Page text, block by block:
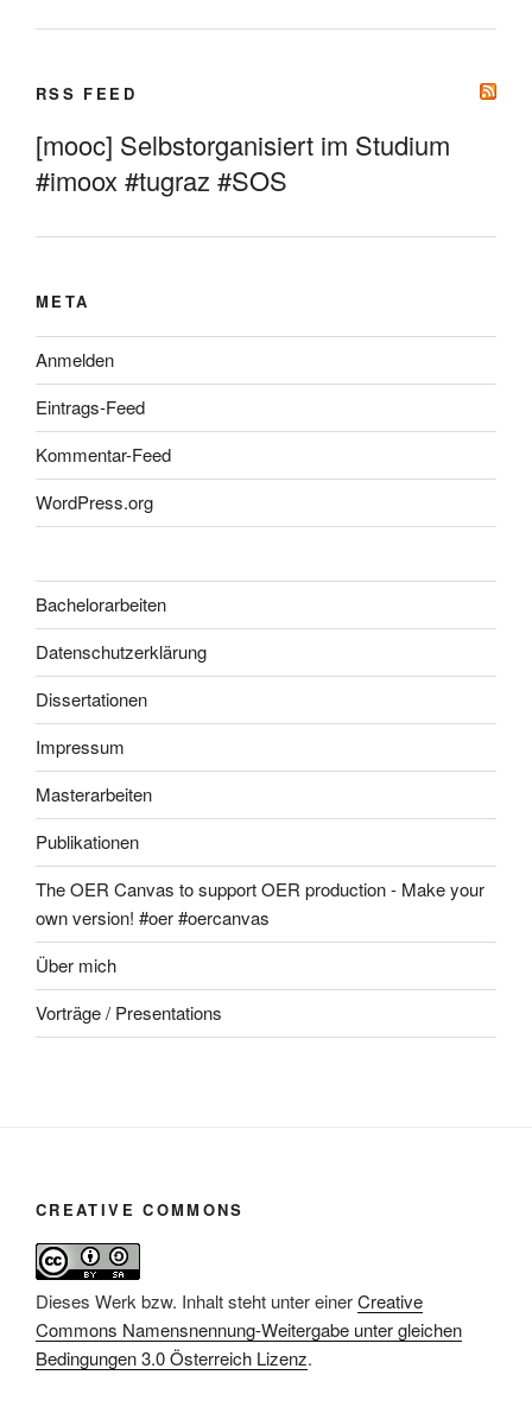
RSS FEED
[mooc] Selbstorganisiert im Studium
#imoox #tugraz #SOS
META
Anmelden
Eintrags-Feed
Kommentar-Feed
WordPress.org
Bachelorarbeiten
Datenschutzerklärung
Dissertationen
Impressum
Masterarbeiten
Publikationen
The OER Canvas to support OER production - Make your
own version! #oer #oercanvas
Über mich
Vorträge / Presentations
CREATIVE COMMONS
Dieses Werk bzw. Inhalt steht unter einerCreative
Commons Namensnennung-Weitergabe unter gleichen
Bedingungen 3.0 Österreich Lizenz.